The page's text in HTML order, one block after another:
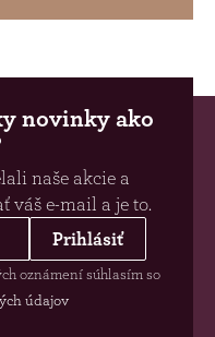
novinky ako
naše akcie a
váš e-mail a je to.
Prihlásiť
oznámení súhlasím so
údajov